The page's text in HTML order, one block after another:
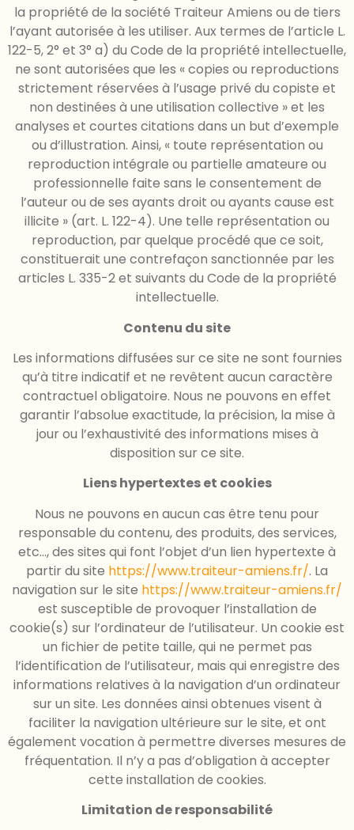
la propriété de la société Traiteur Amiens ou de tiers
l’ayant autorisée à les utiliser. Aux termes de l’article L.
122-5, 2° et 3° a) du Code de la propriété intellectuelle,
ne sont autorisées que les « copies ou reproductions
strictement réservées à l’usage privé du copiste et
non destinées à une utilisation collective » et les
analyses et courtes citations dans un but d’exemple
ou d’illustration. Ainsi, « toute représentation ou
reproduction intégrale ou partielle amateure ou
professionnelle faite sans le consentement de
l’auteur ou de ses ayants droit ou ayants cause est
illicite » (art. L. 122-4). Une telle représentation ou
reproduction, par quelque procédé que ce soit,
constituerait une contrefaçon sanctionnée par les
articles L. 335-2 et suivants du Code de la propriété
intellectuelle.
Contenu du site
Les informations diffusées sur ce site ne sont fournies
qu’à titre indicatif et ne revêtent aucun caractère
contractuel obligatoire. Nous ne pouvons en effet
garantir l’absolue exactitude, la précision, la mise à
jour ou l’exhaustivité des informations mises à
disposition sur ce site.
Liens hypertextes et cookies
Nous ne pouvons en aucun cas être tenu pour
responsable du contenu, des produits, des services,
etc…, des sites qui font l’objet d’un lien hypertexte à
partir du site https://www.traiteur-amiens.fr/. La
navigation sur le site https://www.traiteur-amiens.fr/
est susceptible de provoquer l’installation de
cookie(s) sur l’ordinateur de l’utilisateur. Un cookie est
un fichier de petite taille, qui ne permet pas
l’identification de l’utilisateur, mais qui enregistre des
informations relatives à la navigation d’un ordinateur
sur un site. Les données ainsi obtenues visent à
faciliter la navigation ultérieure sur le site, et ont
également vocation à permettre diverses mesures de
fréquentation. Il n’y a pas d’obligation à accepter
cette installation de cookies.
Limitation de responsabilité